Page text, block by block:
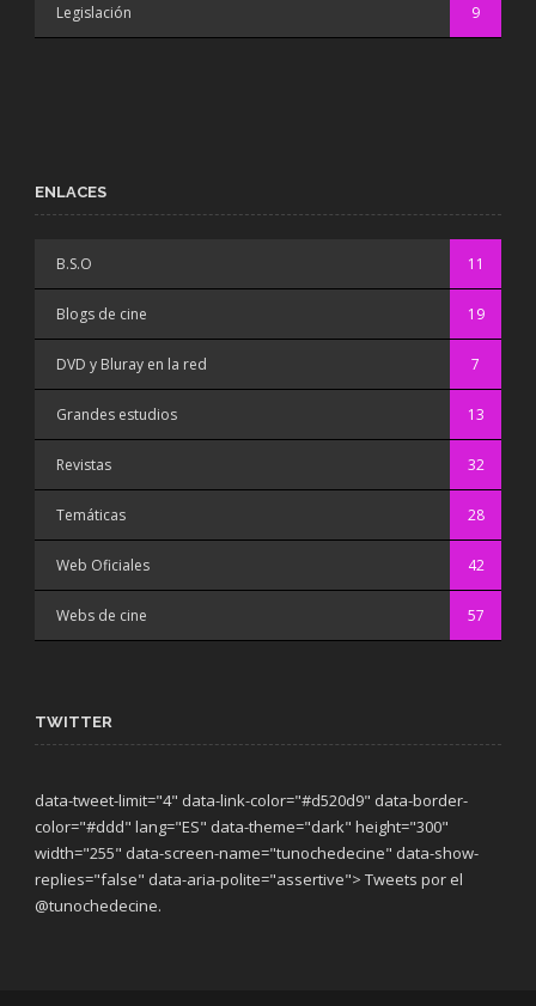
Legislación 9
ENLACES
B.S.O 11
Blogs de cine 19
DVD y Bluray en la red 7
Grandes estudios 13
Revistas 32
Temáticas 28
Web Oficiales 42
Webs de cine 57
TWITTER
data-tweet-limit="4" data-link-color="#d520d9" data-border-
color="#ddd" lang="ES" data-theme="dark" height="300"
width="255" data-screen-name="tunochedecine" data-show-
replies="false" data-aria-polite="assertive"> Tweets por el
@tunochedecine.